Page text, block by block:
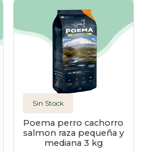
Sin Stock
Poema perro cachorro
salmon raza pequeña y
mediana 3 kg